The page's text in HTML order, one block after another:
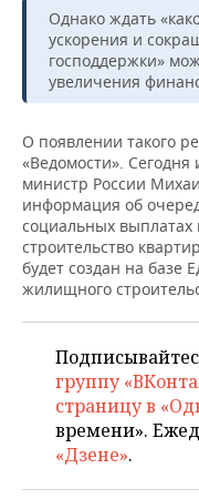
ВОДНЫЕ ВИДЫ
ХОККЕЙ С МЯЧОМ
ОБРАЗОВАНИЕ
ПРОИСШЕСТВИЯ
Однако ждать
ускорения и
господдержки»
увеличения
О появлении такого
«Ведомости».
министр России
информация об
социальных
строительство
будет создан на
жилищного
группу
страницу в
времени».
«Дзене».